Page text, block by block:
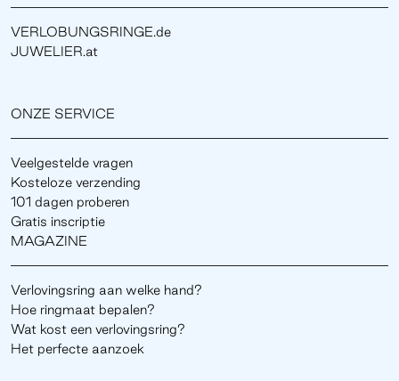
VERLOBUNGSRINGE.de
JUWELIER.at
ONZE SERVICE
Veelgestelde vragen
Kosteloze verzending
101 dagen proberen
Gratis inscriptie
MAGAZINE
Verlovingsring aan welke hand?
Hoe ringmaat bepalen?
Wat kost een verlovingsring?
Het perfecte aanzoek